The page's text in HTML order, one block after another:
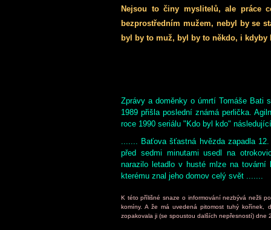
Nejsou to činy myslitelů, ale práce
bezprostředním mužem, nebyl by se
byl by to muž, byl by to někdo, i
Zprávy a doměnky o úmrtí Tomáše Bati
1989 přišla poslední známá perlička.
roce 1990 seriálu "Kdo byl kdo"
....... Baťova šťastná hvězda zapadla
před sedmi minutami usedl na
narazilo letadlo v husté mlze na
kterému znal jeho domov celý svět .......
K této přílišné snaze o informování nezbývá nežli
komíny. A že má uvedená pitomost tuhý kořínek,
zopakovala ji (se spoustou dalších nepřesností) dne